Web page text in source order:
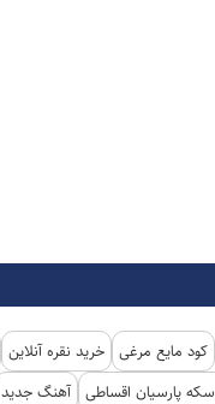
کود مایع مرغی خرید نقره آنلاین
پارسیان اقساطی آهنگ جدید